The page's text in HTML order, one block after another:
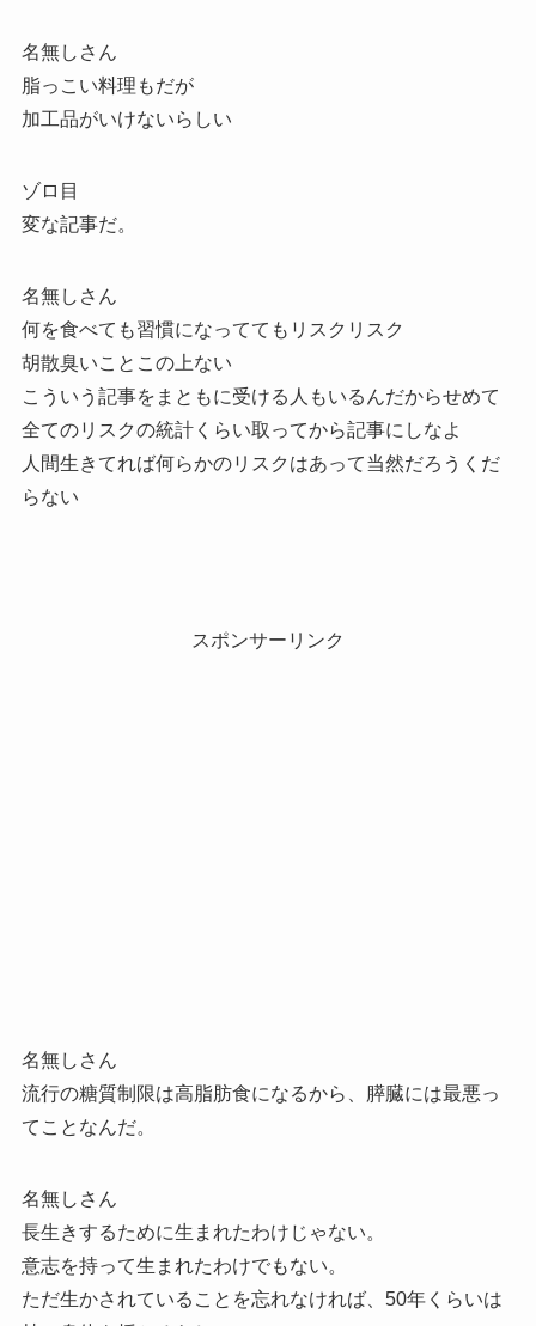
名無しさん
脂っこい料理もだが
加工品がいけないらしい
ゾロ目
変な記事だ。
名無しさん
何を食べても習慣になっててもリスクリスク
胡散臭いことこの上ない
こういう記事をまともに受ける人もいるんだからせめて
全てのリスクの統計くらい取ってから記事にしなよ
人間生きてれば何らかのリスクはあって当然だろうくだ
らない
スポンサーリンク
名無しさん
流行の糖質制限は高脂肪食になるから、膵臓には最悪っ
てことなんだ。
名無しさん
長生きするために生まれたわけじゃない。
意志を持って生まれたわけでもない。
ただ生かされていることを忘れなければ、50年くらいは